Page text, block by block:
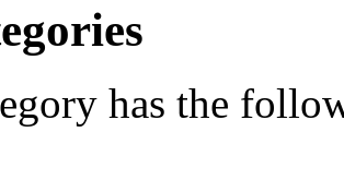
has the